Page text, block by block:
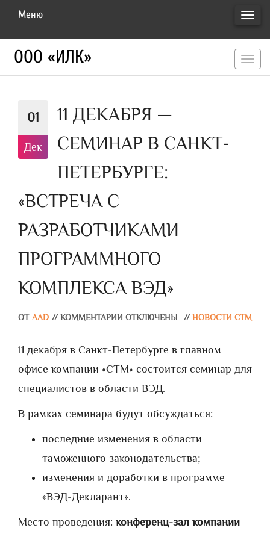
Меню
ООО «ИЛК»
01
Дек
11 ДЕКАБРЯ —
СЕМИНАР В САНКТ-
ПЕТЕРБУРГЕ:
«ВСТРЕЧА С
РАЗРАБОТЧИКАМИ
ПРОГРАММНОГО
КОМПЛЕКСА ВЭД»
ОТ AAD // КОММЕНТАРИИ ОТКЛЮЧЕНЫ // НОВОСТИ СТМ
11 декабря в Санкт-Петербурге в главном
офисе компании «СТМ» состоится семинар для
специалистов в области ВЭД.
В рамках семинара будут обсуждаться:
последние изменения в области
таможенного законодательства;
изменения и доработки в программе
«ВЭД-Декларант».
Место проведения: конференц-зал компании